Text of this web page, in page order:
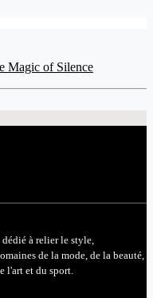
Magic of Silence
à relier le style,
de la mode, de la beauté,
l'art et du sport.